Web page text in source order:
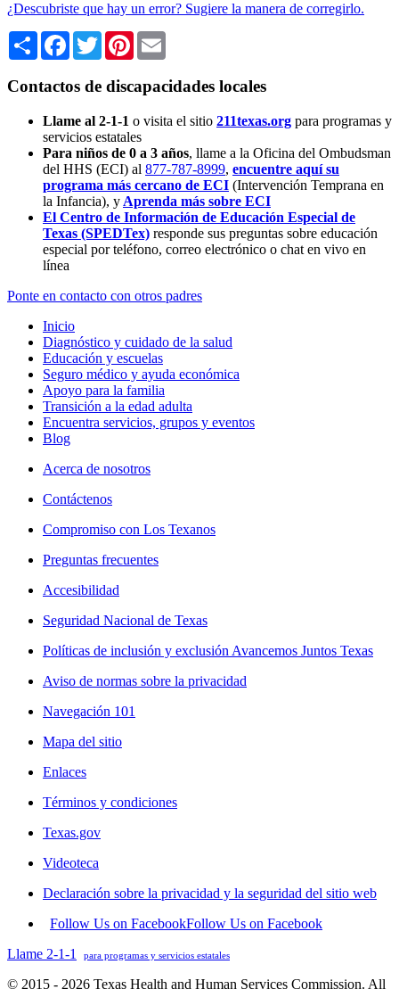
¿Descubriste que hay un error? Sugiere la manera de corregirlo.
Share Facebook
TwitterPinterest
Contactos de discapacidades locales
Llame al 2-1-1 o visita el sitio 211texas.org para programas y
servicios estatales
Para niños de 0 a 3 años, llame a la Oficina del Ombudsman
del HHS (ECI) al 877-787-8999, encuentre aquí su
programa más cercano de ECI (Intervención Temprana en
la Infancia), y Aprenda más sobre ECI
El Centro de Información de Educación Especial de
Texas (SPEDTex) responde sus preguntas sobre educación
especial por teléfono, correo electrónico o chat en vivo en
línea
Ponte en contacto con otros padres
Inicio
Diagnóstico y cuidado de la salud
Educación y escuelas
Seguro médico y ayuda económica
Apoyo para la familia
Transición a la edad adulta
Encuentra servicios, grupos y eventos
Blog
Acerca de nosotros
Contáctenos
Compromiso con Los Texanos
Preguntas frecuentes
Accesibilidad
Seguridad Nacional de Texas
Políticas de inclusión y exclusión Avancemos Juntos Texas
Aviso de normas sobre la privacidad
Navegación 101
Mapa del sitio
Enlaces
Términos y condiciones
Texas.gov
Videoteca
Declaración sobre la privacidad y la seguridad del sitio web
Follow Us on FacebookFollow Us on Facebook
Llame 2-1-1
para programas y servicios estatales
© 2015 - 2026 Texas Health and Human Services Commission. All